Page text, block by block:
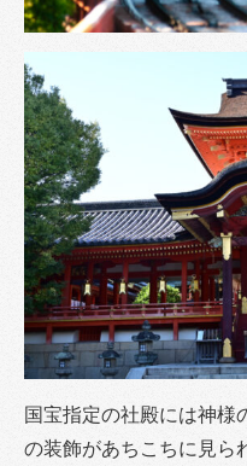
国宝指定の社殿には神様
の装飾があちこちに見ら